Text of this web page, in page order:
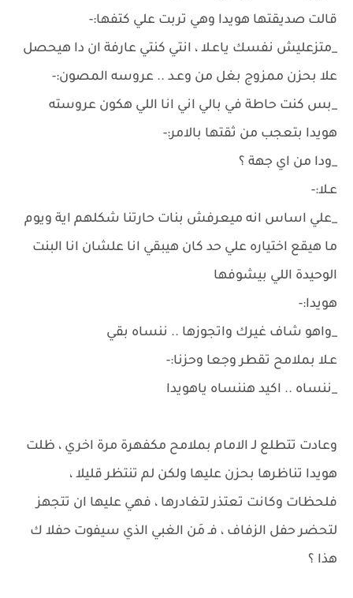
قالت صديقتها هويدا وهي تربت علي كتفها:-
_متزعليش نفسك ياعـلا ، انتي كنتي عارفة ان دا هيحصل
علا بحزن ممزوج بغل من وعـد .. عروسه المصون:-
_بس كنت حاطة في بالي اني انا اللي هكون عروسته
هويدا بتعجب من ثقتها بالامر:-
_ودا من اي جهة ؟
عـلا:-
_علي اساس انه ميعرفش بنات حارتنا شكلهم اية ويوم
ما هيقع اختياره علي حد كان هيبقي انا علشان انا البنت
الوحيدة اللي بيشوفها
هويدا:-
_واهو شاف غيرك واتجوزها .. ننساه بقي
عـلا بملامح تقطر وجعا وحزنا:-
_ننساه .. اكيد هننساه ياهويدا
وعادت تتطلع لـ الامام بملامح مكفهرة مرة اخري ، ظلت
هويدا تناظرها بحزن عليها ولكن لم تنتظر قليلا ،
فلحظات وكانت تعتذر لتغادرها ، فهي عليها ان تتجهز
لتحضر حفل الزفاف ، فـ مَن الغبي الذي سيفوت حفلا ك
هذا ؟